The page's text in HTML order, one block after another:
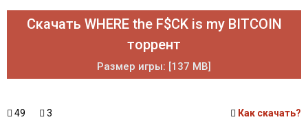
Скачать WHERE the F$CK is my BITCOIN
торрент
Размер игры: [137 MB]
49 3 Как скачать?